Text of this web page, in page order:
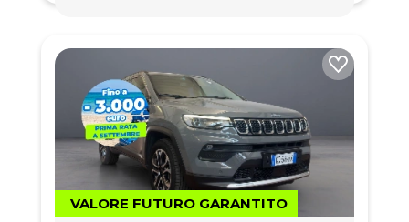
VALORE FUTURO GARANTITO